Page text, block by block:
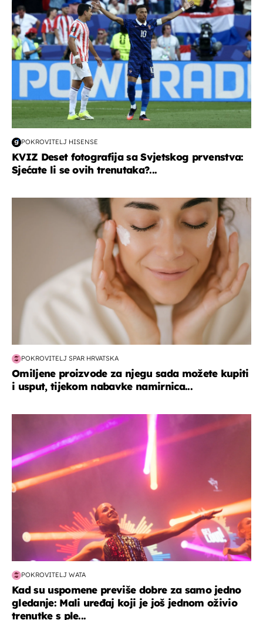
POKROVITELJ HISENSE
KVIZ Deset fotografija sa Svjetskog prvenstva:
Sjećate li se ovih trenutaka?...
moda & ljepota
POKROVITELJ SPAR HRVATSKA
Omiljene proizvode za njegu sada možete kupiti
i usput, tijekom nabavke namirnica...
POKROVITELJ WATA
Kad su uspomene previše dobre za samo jedno
gledanje: Mali uređaj koji je još jednom oživio
trenutke s ple...